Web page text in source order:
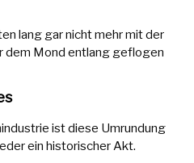
lang gar nicht mehr mit der
dem Mond entlang geflogen
ist diese Umrundung
ein historischer Akt.